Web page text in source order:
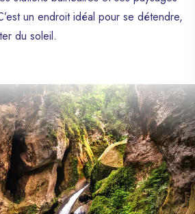
un endroit idéal pour se détendre,
du soleil.